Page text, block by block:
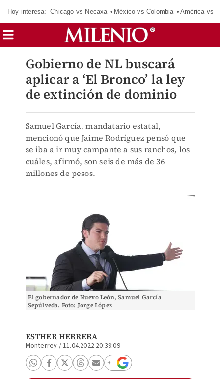
Hoy interesa: Chicago vs Necaxa México vs Colombia América vs
Gobierno de NL buscará
aplicar a ‘El Bronco’ la ley
de extinción de dominio
Samuel García, mandatario estatal,
mencionó que Jaime Rodríguez pensó que
se iba a ir muy campante a sus ranchos, los
cuáles, afirmó, son seis de más de 36
millones de pesos.
El gobernador de Nuevo León, Samuel García
Sepúlveda. Foto: Jorge López
ESTHER HERRERA
Monterrey /11.04.2022 20:39:09